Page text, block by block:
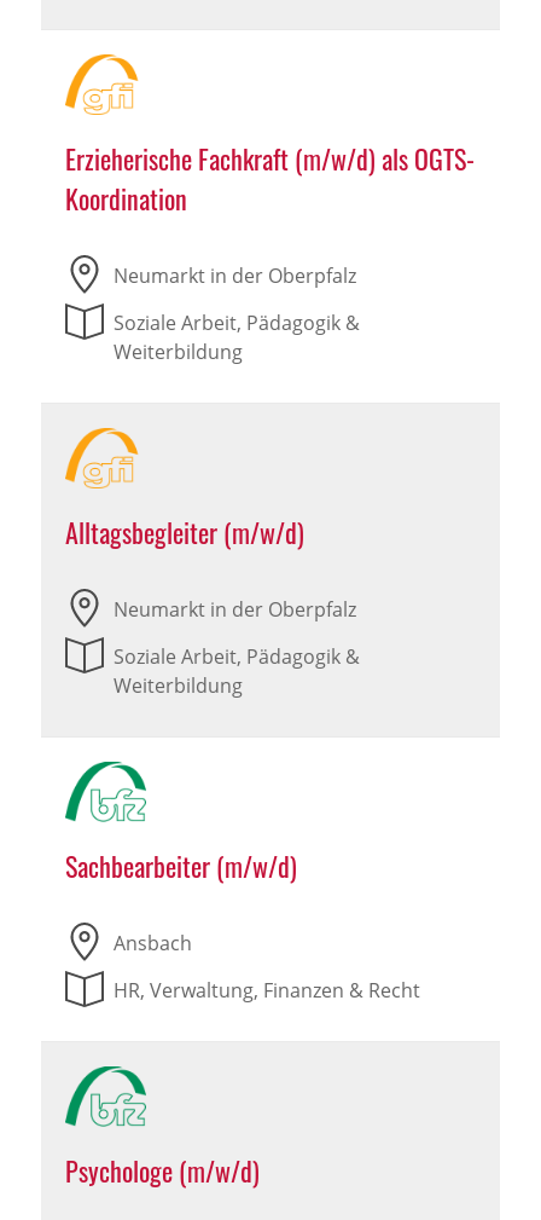
Erzieherische Fachkraft (m/w/d) als OGTS-
Koordination
Neumarkt in der Oberpfalz
Soziale Arbeit, Pädagogik &
Weiterbildung
Alltagsbegleiter (m/w/d)
Neumarkt in der Oberpfalz
Soziale Arbeit, Pädagogik &
Weiterbildung
Sachbearbeiter (m/w/d)
Ansbach
HR, Verwaltung, Finanzen & Recht
Psychologe (m/w/d)